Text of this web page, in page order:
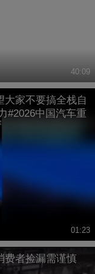
40:09
大家不要搞全栈自
#2026中国汽车重
01:23
费者捡漏需谨慎